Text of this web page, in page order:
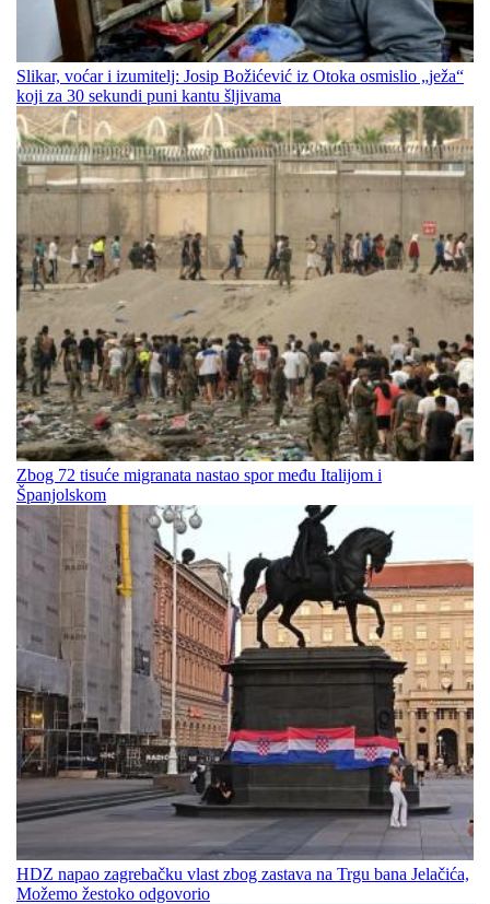
Slikar, voćar i izumitelj: Josip Božićević iz Otoka osmislio „ježa“
koji za 30 sekundi puni kantu šljivama
Zbog 72 tisuće migranata nastao spor među Italijom i
Španjolskom
HDZ napao zagrebačku vlast zbog zastava na Trgu bana Jelačića,
Možemo žestoko odgovorio